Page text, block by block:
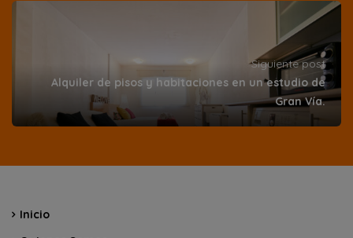
Siguiente post
Alquiler de pisos y habitaciones en un estudio de
Gran Vía.
Inicio